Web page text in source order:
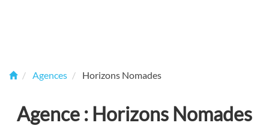
Agences Horizons Nomades
Agence : Horizons Nomades